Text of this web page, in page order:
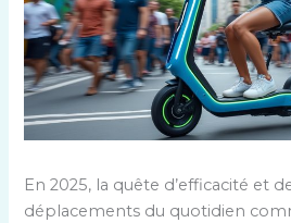
En 2025, la quête d’efficacité et
déplacements du quotidien